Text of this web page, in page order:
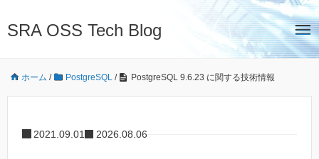
SRA OSS Tech Blog
ホーム / PostgreSQL / PostgreSQL 9.6.23 に関する技術情報
2021.09.01 2026.08.06